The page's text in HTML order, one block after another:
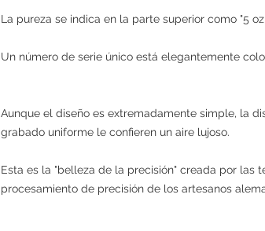
La pureza se indica en la parte superior como "5 oz
Un número de serie único está elegantemente
Aunque el diseño es extremadamente simple, la
grabado uniforme le confieren un aire lujoso.
Esta es la "belleza de la precisión" creada por las
procesamiento de precisión de los artesanos